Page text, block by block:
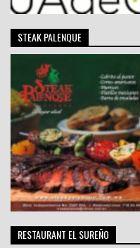
STEAK PALENQUE
RESTAURANT EL SUREÑO